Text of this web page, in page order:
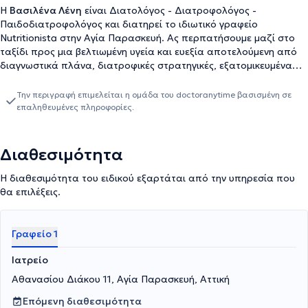
Η Βασιλένα Λένη είναι Διατολόγος - Διατροφολόγος -
Παιδοδιατροφολόγος και διατηρεί το ιδιωτικό γραφείο
Nutritionista στην Αγία Παρασκευή. Ας περπατήσουμε μαζί στο
ταξίδι προς μια βελτιωμένη υγεία και ευεξία αποτελούμενη από
διαγνωστικά πλάνα, διατροφικές στρατηγικές, εξατομικευμένα
βάρους, διενέργεια τεστ διατροφογενετικής, μέτρηση βασικού
μεταβολισμού. Ασχολείται με διατροφικές διαταραχές,
και εξειδικεύεται στην παιδική παχυσαρκία. Τέλος, παρέχει οnline
διατροφή, webinars, σεμινάρια, εκπαίδευση και υποστήριξη.
Την περιγραφή επιμελείται η ομάδα του doctoranytime βασισμένη σε
επαληθευμένες πληροφορίες.
Διαθεσιμότητα
Η διαθεσιμότητα του ειδικού εξαρτάται από την υπηρεσία που
θα επιλέξεις.
Γραφείο 1
Ιατρείο
Αθανασίου Διάκου 11, Αγία Παρασκευή, Αττική
Επόμενη διαθεσιμότητα